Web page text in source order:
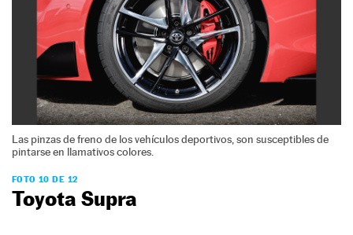
Las pinzas de freno de los vehículos deportivos, son susceptibles de
pintarse en llamativos colores.
FOTO 10 DE 12
Toyota Supra